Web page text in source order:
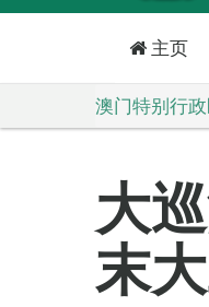
口
主页
澳门特别行
大
末